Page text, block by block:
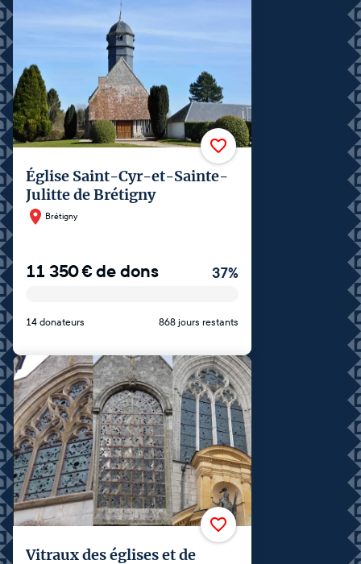
Église Saint-Cyr-et-Sainte-
Julitte de Brétigny
Brétigny
11 350€de dons 37%
14 donateurs 868 jours restants
Vitraux des églises et de